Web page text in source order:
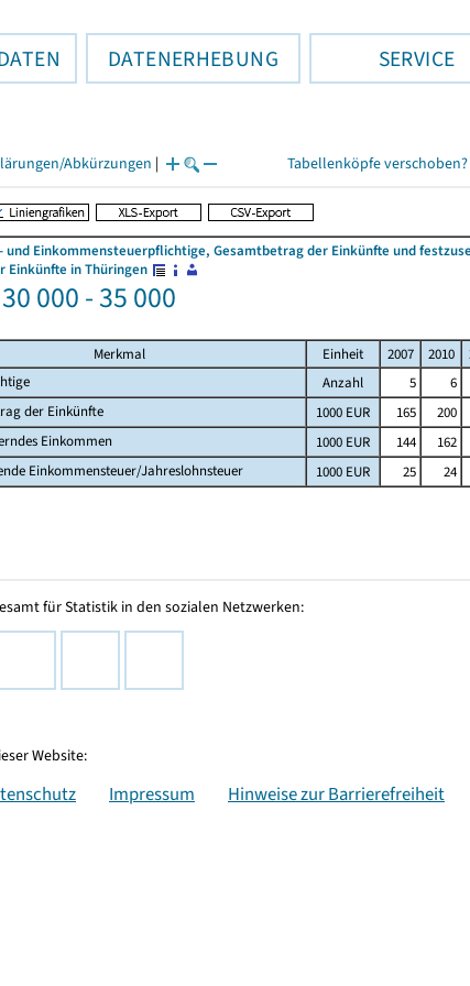
DATENERHEBUNG SERVICE
Abkürzungen | Tabellenköpfe verschoben?
und Einkommensteuerpflichtige, Gesamtbetrag der Einkünfte und
Einkünfte in Thüringen
000 - 35 000
Merkmal Einheit 2007 2010
Anzahl 5 6
der Einkünfte
1000 EUR 165 200
Einkommen
1000 EUR 144 162
Einkommensteuer/Jahreslohnsteuer
1000 EUR 25 24
für Statistik in den sozialen Netzwerken:
Website:
Impressum Hinweise zur Barrierefreiheit